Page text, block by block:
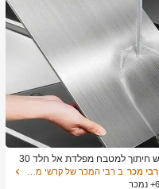
קרש חיתוך למטבח מפלדת אל חלד 30
מתאים לחיתוך בשר, פירות וירקות, קל
לבישול ביתי